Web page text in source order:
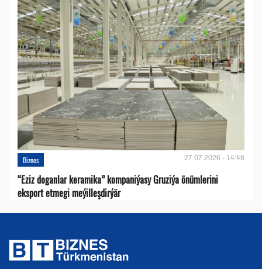
Biznes 27.07.2026 - 14:48
“Eziz doganlar keramika” kompaniýasy Gruziýa önümlerini
eksport etmegi meýilleşdirýär